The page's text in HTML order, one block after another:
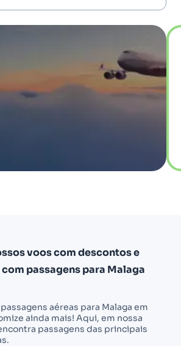
voos com descontos e
passagens para Malaga
aéreas para Malaga em
ainda mais! Aqui, em nossa
passagens das principais